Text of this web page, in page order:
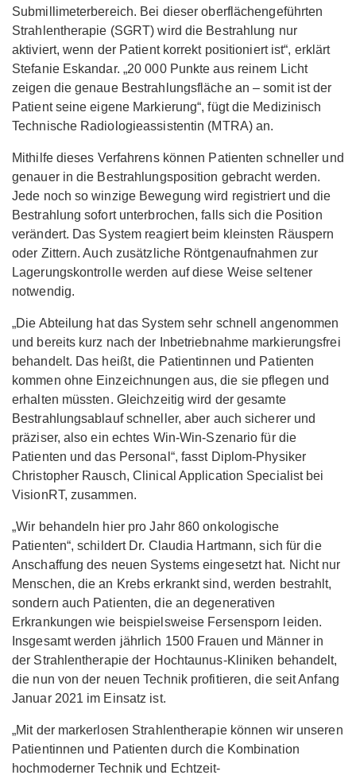
Submillimeterbereich. Bei dieser oberflächengeführten
Strahlentherapie (SGRT) wird die Bestrahlung nur
aktiviert, wenn der Patient korrekt positioniert ist“, erklärt
Stefanie Eskandar. „20 000 Punkte aus reinem Licht
zeigen die genaue Bestrahlungsfläche an – somit ist der
Patient seine eigene Markierung“, fügt die Medizinisch
Technische Radiologieassistentin (MTRA) an.
Mithilfe dieses Verfahrens können Patienten schneller und
genauer in die Bestrahlungsposition gebracht werden.
Jede noch so winzige Bewegung wird registriert und die
Bestrahlung sofort unterbrochen, falls sich die Position
verändert. Das System reagiert beim kleinsten Räuspern
oder Zittern. Auch zusätzliche Röntgenaufnahmen zur
Lagerungskontrolle werden auf diese Weise seltener
notwendig.
„Die Abteilung hat das System sehr schnell angenommen
und bereits kurz nach der Inbetriebnahme markierungsfrei
behandelt. Das heißt, die Patientinnen und Patienten
kommen ohne Einzeichnungen aus, die sie pflegen und
erhalten müssten. Gleichzeitig wird der gesamte
Bestrahlungsablauf schneller, aber auch sicherer und
präziser, also ein echtes Win-Win-Szenario für die
Patienten und das Personal“, fasst Diplom-Physiker
Christopher Rausch, Clinical Application Specialist bei
VisionRT, zusammen.
„Wir behandeln hier pro Jahr 860 onkologische
Patienten“, schildert Dr. Claudia Hartmann, sich für die
Anschaffung des neuen Systems eingesetzt hat. Nicht nur
Menschen, die an Krebs erkrankt sind, werden bestrahlt,
sondern auch Patienten, die an degenerativen
Erkrankungen wie beispielsweise Fersensporn leiden.
Insgesamt werden jährlich 1500 Frauen und Männer in
der Strahlentherapie der Hochtaunus-Kliniken behandelt,
die nun von der neuen Technik profitieren, die seit Anfang
Januar 2021 im Einsatz ist.
„Mit der markerlosen Strahlentherapie können wir unseren
Patientinnen und Patienten durch die Kombination
hochmoderner Technik und Echtzeit-